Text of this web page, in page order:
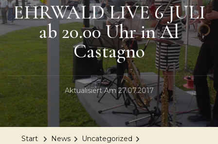
EHRWALD LIVE 6 JULI
ab 20.00 Uhr in Al
Castagno
Aktualisiert Am27.07.2017
Start News
Uncategorized